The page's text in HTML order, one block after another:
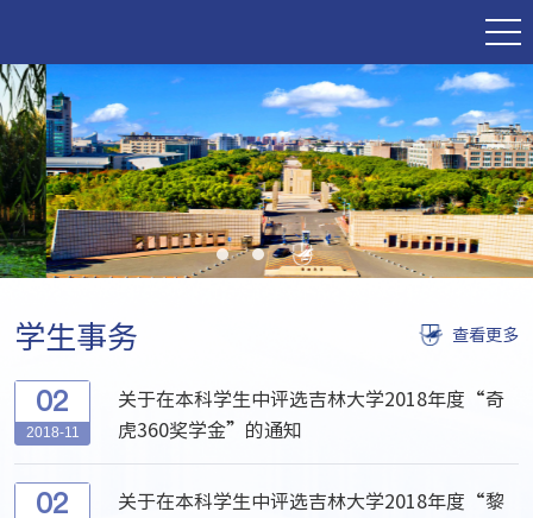
学生事务 查看更多
02
2018-11
关于在本科学生中评选吉林大学2018年度“奇
虎360奖学金”的通知
02
关于在本科学生中评选吉林大学2018年度“黎